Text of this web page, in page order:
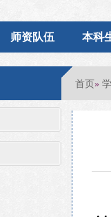
师资队伍 本科
首页»